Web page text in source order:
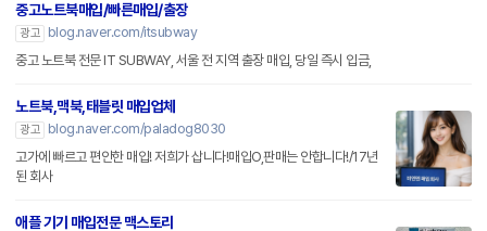
중고노트북매입/빠른매입/출장
광고
blog.naver.com/itsubway
중고 노트북 전문 IT SUBWAY, 서울 전 지역 출장 매입, 당일 즉시 입금,
노트북,맥북,태블릿 매입업체
광고
blog.naver.com/paladog8030
고가에 빠르고 편안한 매입! 저희가 삽니다!매입O,판매는 안합니다!/17년
된 회사
애플 기기 매입전문 맥스토리